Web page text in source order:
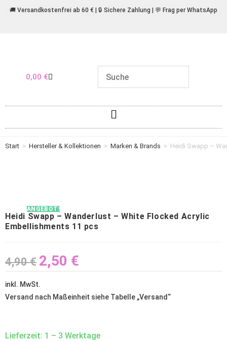
🚚 Versandkostenfrei ab 60 € | 🔒 Sichere Zahlung | 💬 Frag per WhatsApp
0,00 €
Start > Hersteller & Kollektionen > Marken & Brands > Heidi Swapp –
ANGEBOT!
Heidi Swapp – Wanderlust – White Flocked Acrylic
Embellishments 11 pcs
4,90€ 2,50 €
inkl. MwSt.
Versand nach Maßeinheit siehe Tabelle „Versand “
Lieferzeit: 1 – 3 Werktage